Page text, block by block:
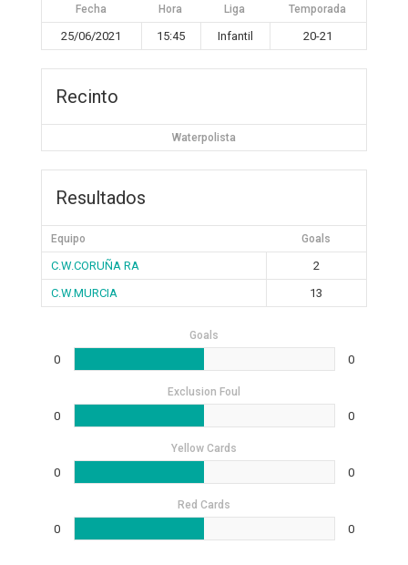
Fecha Hora Liga Temporada
25/06/2021 15:45 Infantil 20-21
Recinto
Waterpolista
Resultados
Equipo Goals
C.W.CORUÑA RA
2
C.W.MURCIA
13
Goals
0 0
Exclusion Foul
0 0
Yellow Cards
0 0
Red Cards
0 0